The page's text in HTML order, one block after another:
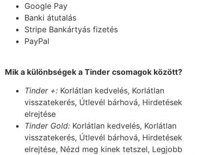
Google Pay
Banki átutalás
Stripe Bankártyás fizetés
PayPal
Mik a különbségek a Tinder csomagok között?
Tinder +: Korlátlan kedvelés, Korlátlan
visszatekerés, Útlevél bárhová, Hirdetések
elrejtése
Tinder Gold: Korlátlan kedvelés, Korlátlan
visszatekerés, Útlevél bárhová, Hirdetések
elrejtése, Nézd meg kinek tetszel, Legjobb